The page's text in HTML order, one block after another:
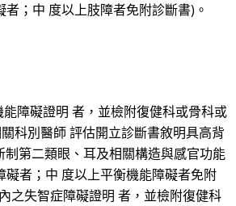
；中 度以上肢障者免附診斷書)。
障礙證明 者，並檢附復健科或骨科或
科別醫師 評估開立診斷書敘明具高背
制第二類眼、耳及相關構造與感官功能
礙者；中 度以上平衡機能障礙者免附
之失智症障礙證明 者，並檢附復健科